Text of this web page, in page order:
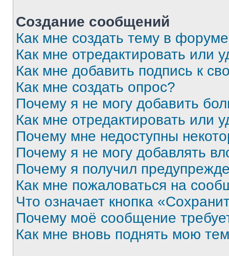
Создание сообщений
Как мне создать тему в
Как мне отредактировать или
Как мне добавить подпись к
Как мне создать опрос?
Почему я не могу добавить
Как мне отредактировать или
Почему мне недоступны
Почему я не могу добавлять
Почему я получил
Как мне пожаловаться на
Что означает кнопка
Почему моё сообщение
Как мне вновь поднять мою